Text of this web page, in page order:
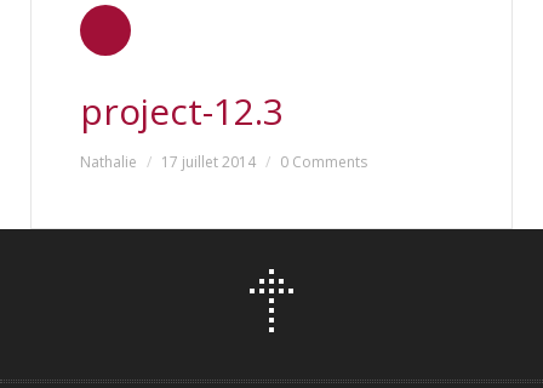
project-12.3
Nathalie 17 juillet 2014 0 Comments